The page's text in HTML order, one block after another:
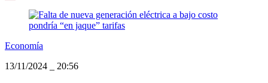
Economía
13/11/2024
20:56